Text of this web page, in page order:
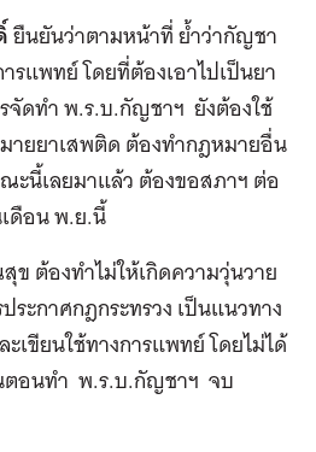
ยืนยันว่าตามหน้าที่ ย้ำว่ากัญชา
รแพทย์ โดยที่ต้องเอาไปเป็นยา
จัดทำ พ.ร.บ.กัญชาฯ ยังต้องใช้
มายยาเสพติด ต้องทำกฎหมายอื่น
ะนี้เลยมาแล้ว ต้องขอสภาฯ ต่อ
ดือน พ.ย.นี้
ข ต้องทำไม่ให้เกิดความวุ่นวาย
ระกาศกฎกระทรวง เป็นแนวทาง
เขียนใช้ทางการแพทย์ โดยไม่ได้
ตอนทำ พ.ร.บ.กัญชาฯ จบ